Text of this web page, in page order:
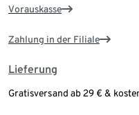
Vorauskasse
Zahlung in der Filiale
Lieferung
Gratisversand ab 29 € &